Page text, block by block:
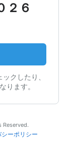
２６
クしたり、
ります。
シーポリシー